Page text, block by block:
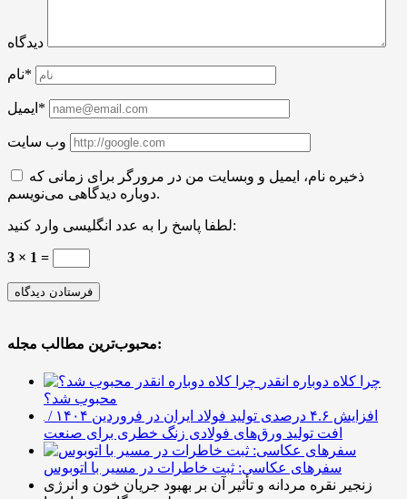
دیدگاه
نام*
ایمیل*
وب سایت
ذخیره نام، ایمیل و وبسایت من در مرورگر برای زمانی که
دوباره دیدگاهی می‌نویسم.
لطفا پاسخ را به عدد انگلیسی وارد کنید:
3 × 1 =
محبوب‌ترین مطالب مجله:
چرا کلاه دوباره انقدر
محبوب شد؟
افزایش ۴.۶ درصدی تولید فولاد ایران در فروردین ۱۴۰۴ /
افت تولید ورق‌های فولادی زنگ خطری برای صنعت
سفرهای عکاسی: ثبت خاطرات در مسیر با اتوبوس
زنجیر نقره مردانه و تأثیر آن بر بهبود جریان خون و انرژی